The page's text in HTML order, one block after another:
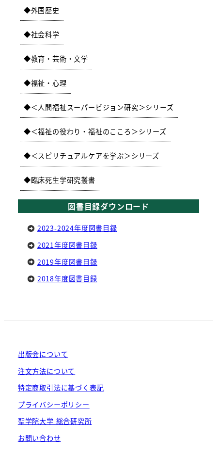
外国歴史
社会科学
教育・芸術・文学
福祉・心理
＜人間福祉スーパービジョン研究＞シリーズ
＜福祉の役わり・福祉のこころ＞シリーズ
＜スピリチュアルケアを学ぶ＞シリーズ
臨床死生学研究叢書
図書目録ダウンロード
2023-2024年度図書目録
2021年度図書目録
2019年度図書目録
2018年度図書目録
出版会について
注文方法について
特定商取引法に基づく表記
プライバシーポリシー
聖学院大学 総合研究所
お問い合わせ